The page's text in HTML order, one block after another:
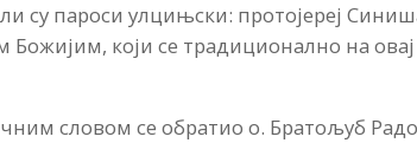
су пароси улцињски: протојереј
Божијим, који се традиционално на
словом се обратио о. Братољуб